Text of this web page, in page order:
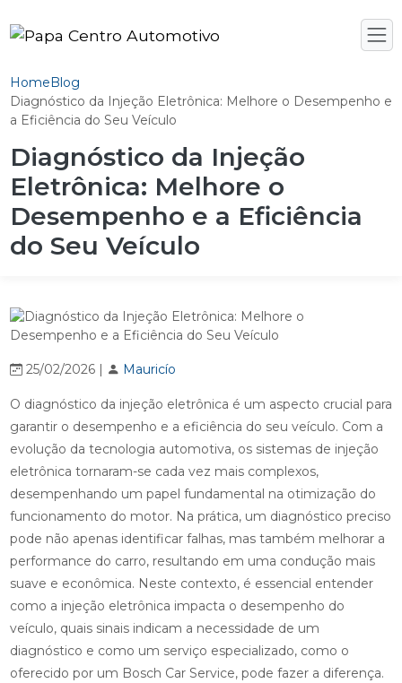
HomeBlog
Diagnóstico da Injeção Eletrônica: Melhore o Desempenho e
a Eficiência do Seu Veículo
Diagnóstico da Injeção
Eletrônica: Melhore o
Desempenho e a Eficiência
do Seu Veículo
25/02/2026 | Mauricío
O diagnóstico da injeção eletrônica é um aspecto crucial para
garantir o desempenho e a eficiência do seu veículo. Com a
evolução da tecnologia automotiva, os sistemas de injeção
eletrônica tornaram-se cada vez mais complexos,
desempenhando um papel fundamental na otimização do
funcionamento do motor. Na prática, um diagnóstico preciso
pode não apenas identificar falhas, mas também melhorar a
performance do carro, resultando em uma condução mais
suave e econômica. Neste contexto, é essencial entender
como a injeção eletrônica impacta o desempenho do
veículo, quais sinais indicam a necessidade de um
diagnóstico e como um serviço especializado, como o
oferecido por um Bosch Car Service, pode fazer a diferença.